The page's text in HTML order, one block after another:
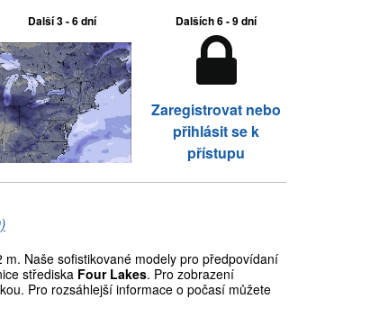
Další 3 - 6 dní Dalších 6 - 9 dní
Zaregistrovat nebo
přihlásit se k
přístupu
m. Naše sofistikované modely pro předpovídaní
střediska Four Lakes. Pro zobrazení
Pro rozsáhlejší informace o počasí můžete